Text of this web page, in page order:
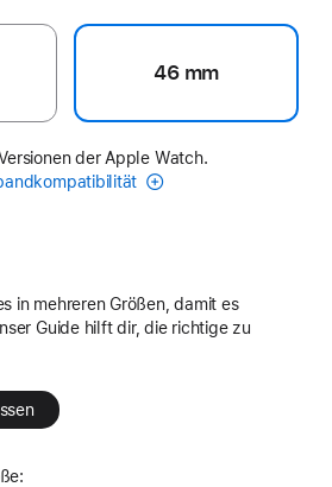
46 mm
der Apple Watch.
in mehreren Größen, damit es
Guide hilft dir, die richtige zu